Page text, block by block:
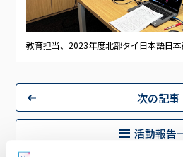
教育担当、2023年度北部タイ日本語日
次の記事
活動報告